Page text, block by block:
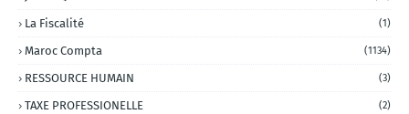
La Fiscalité (1)
Maroc Compta (1134)
RESSOURCE HUMAIN (3)
TAXE PROFESSIONELLE (2)